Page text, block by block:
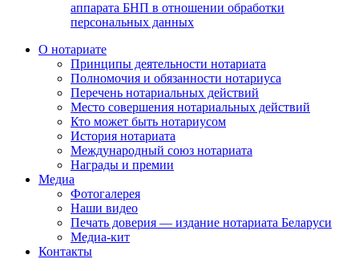
аппарата БНП в отношении обработки
персональных данных
О нотариате
Принципы деятельности нотариата
Полномочия и обязанности нотариуса
Перечень нотариальных действий
Место совершения нотариальных действий
Кто может быть нотариусом
История нотариата
Международный союз нотариата
Награды и премии
Медиа
Фотогалерея
Наши видео
Печать доверия — издание нотариата Беларуси
Медиа-кит
Контакты